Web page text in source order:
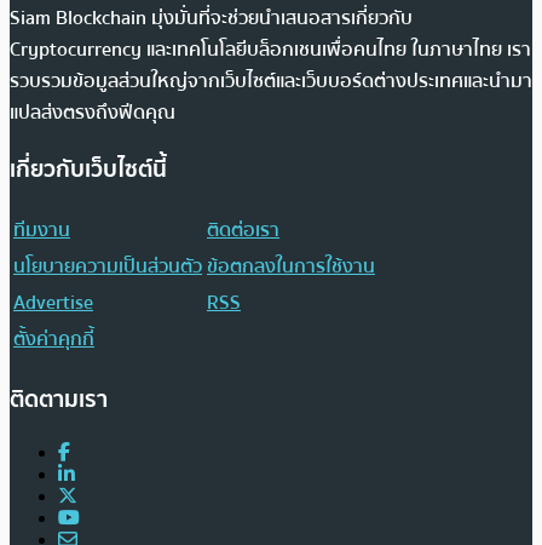
Siam Blockchain มุ่งมั่นที่จะช่วยนำเสนอสารเกี่ยวกับ
Cryptocurrency และเทคโนโลยีบล็อกเชนเพื่อคนไทย ในภาษาไทย เรา
รวบรวมข้อมูลส่วนใหญ่จากเว็บไซต์และเว็บบอร์ดต่างประเทศและนำมา
แปลส่งตรงถึงฟีดคุณ
เกี่ยวกับเว็บไซต์นี้
ทีมงาน
ติดต่อเรา
นโยบายความเป็นส่วนตัวข้อตกลงในการใช้งาน
Advertise
RSS
ตั้งค่าคุกกี้
ติดตามเรา